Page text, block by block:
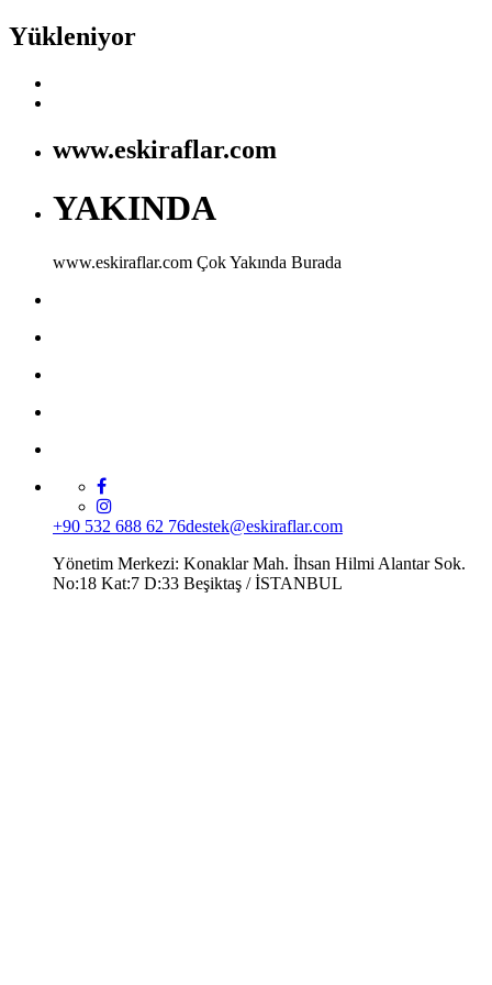
Yükleniyor
www.eskiraflar.com
YAKINDA
www.eskiraflar.com Çok Yakında Burada
+90 532 688 62 76destek@eskiraflar.com
Yönetim Merkezi: Konaklar Mah. İhsan Hilmi Alantar Sok.
No:18 Kat:7 D:33 Beşiktaş / İSTANBUL